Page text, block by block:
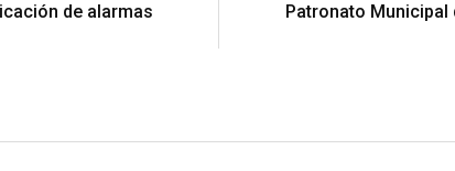
de alarmas
Patronato